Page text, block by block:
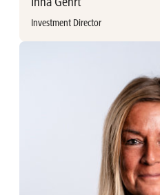
Investment Director
Inna Gehrt trad in november
van Haaren als Investment
regio (Duitsland, Oostenrijk en
een MBA aan de Universiteit
doorwinterde private equity
jaar ervaring in de Duitstalige
partner en/of lid van